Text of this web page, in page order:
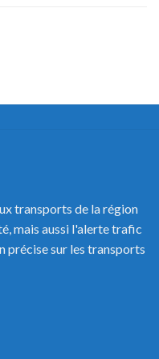
transports de la région
mais aussi l'alerte trafic
précise sur les transports